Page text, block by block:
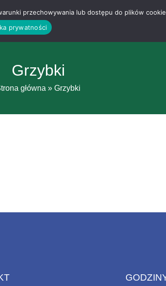
Grzybki
główna » Grzybki
przechowywania lub dostępu do plików
prywatności